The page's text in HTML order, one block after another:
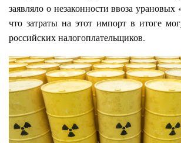
заявляло о незаконности ввоза урановых
что затраты на этот импорт в итоге
российских налогоплательщиков.